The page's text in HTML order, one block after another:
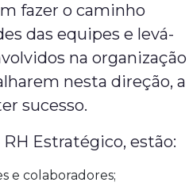
fazer o caminho
das equipes e levá-
na organização
nesta direção, a
sucesso.
Estratégico, estão:
e colaboradores;